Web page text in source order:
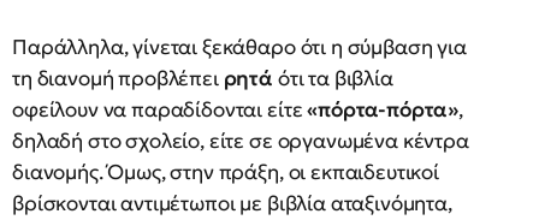
Παράλληλα, γίνεται ξεκάθαρο ότι η σύμβαση για
τη διανομή προβλέπει ρητά ότι τα βιβλία
οφείλουν να παραδίδονται είτε«πόρτα-πόρτα»,
δηλαδή στο σχολείο, είτε σε οργανωμένα κέντρα
διανομής. Όμως, στην πράξη, οι εκπαιδευτικοί
βρίσκονται αντιμέτωποι με βιβλία αταξινόμητα,